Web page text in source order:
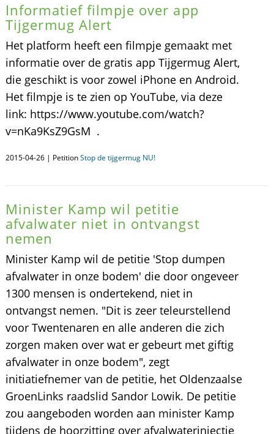
Informatief filmpje over app
Tijgermug Alert
Het platform heeft een filmpje gemaakt met
informatie over de gratis app Tijgermug Alert,
die geschikt is voor zowel iPhone en Android.
Het filmpje is te zien op YouTube, via deze
link: https://www.youtube.com/watch?
v=nKa9KsZ9GsM .
2015-04-26 | PetitionStop de tijgermug NU!
Minister Kamp wil petitie
afvalwater niet in ontvangst
nemen
Minister Kamp wil de petitie 'Stop dumpen
afvalwater in onze bodem' die door ongeveer
1300 mensen is ondertekend, niet in
ontvangst nemen. "Dit is zeer teleurstellend
voor Twentenaren en alle anderen die zich
zorgen maken over wat er gebeurt met giftig
afvalwater in onze bodem", zegt
initiatiefnemer van de petitie, het Oldenzaalse
GroenLinks raadslid Sandor Lowik. De petitie
zou aangeboden worden aan minister Kamp
tijdens de hoorzitting over afvalwaterinjectie